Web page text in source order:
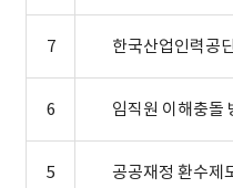
7 한국산업인력공
6 임직원 이해충돌
5 공공재정 환수제